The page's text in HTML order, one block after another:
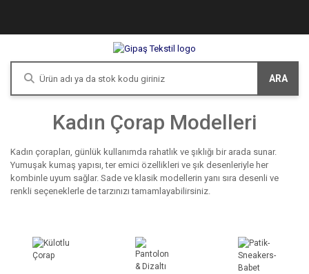
ARA
Kadın Çorap Modelleri
Kadın çorapları, günlük kullanımda rahatlık ve şıklığı bir arada sunar.
Yumuşak kumaş yapısı, ter emici özellikleri ve şık desenleriyle her
kombinle uyum sağlar. Sade ve klasik modellerin yanı sıra desenli ve
renkli seçeneklerle de tarzınızı tamamlayabilirsiniz.